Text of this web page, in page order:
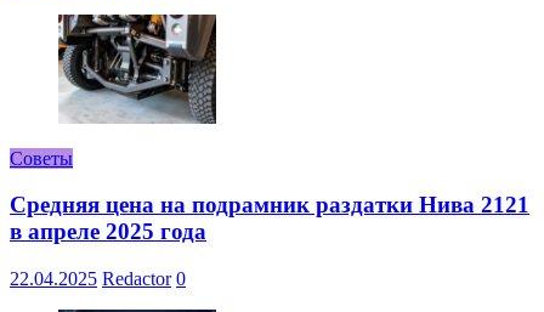
Советы
Средняя цена на подрамник раздатки Нива 2121
в апреле 2025 года
22.04.2025 Redactor 0